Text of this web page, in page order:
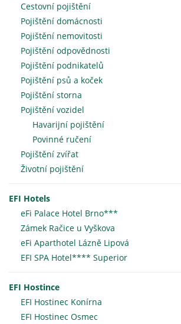
Cestovní pojištění
Pojištění domácnosti
Pojištění nemovitosti
Pojištění odpovědnosti
Pojištění podnikatelů
Pojištění psů a koček
Pojištění storna
Pojištění vozidel
Havarijní pojištění
Povinné ručení
Pojištění zvířat
Životní pojištění
EFI Hotels
eFi Palace Hotel Brno***
Zámek Račice u Vyškova
eFi Aparthotel Lázně Lipová
EFI SPA Hotel**** Superior
EFI Hostince
EFI Hostinec Konírna
EFI Hostinec Osmec